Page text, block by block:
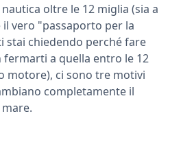
oltre le 12 miglia (sia a
il vero "passaporto per la
stai chiedendo perché fare
fermarti a quella entro le 12
motore), ci sono tre motivi
completamente il